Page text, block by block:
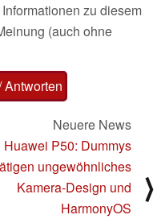
zu diesem
(auch ohne
Antworten
Neuere News
Huawei P50: Dummys
ungewöhnliches
Kamera-Design und
HarmonyOS
⟩